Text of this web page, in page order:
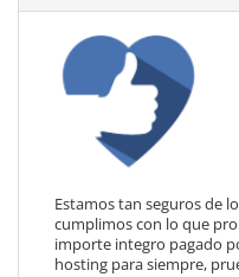
Estamos tan seguros de
cumplimos con lo que
importe integro pagado
hosting para siempre,